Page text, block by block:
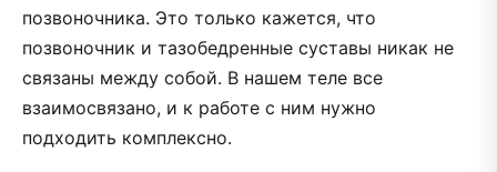
позвоночника. Это только кажется, что
позвоночник и тазобедренные суставы никак не
связаны между собой. В нашем теле все
взаимосвязано, и к работе с ним нужно
подходить комплексно.